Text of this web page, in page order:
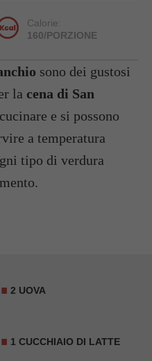
Calorie:
160/PORZIONE
sono dei gustosi
la cena di San
e si possono
a temperatura
tipo di verdura
2 UOVA
1 CUCCHIAIO DI LATTE